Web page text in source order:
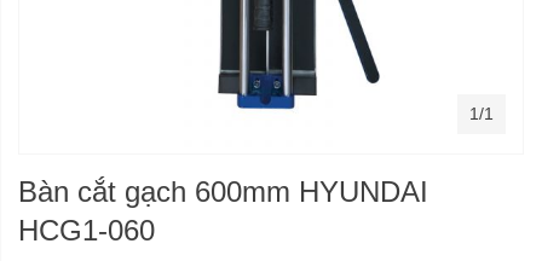
Bàn cắt gạch 600mm HYUNDAI
HCG1-060
1/1